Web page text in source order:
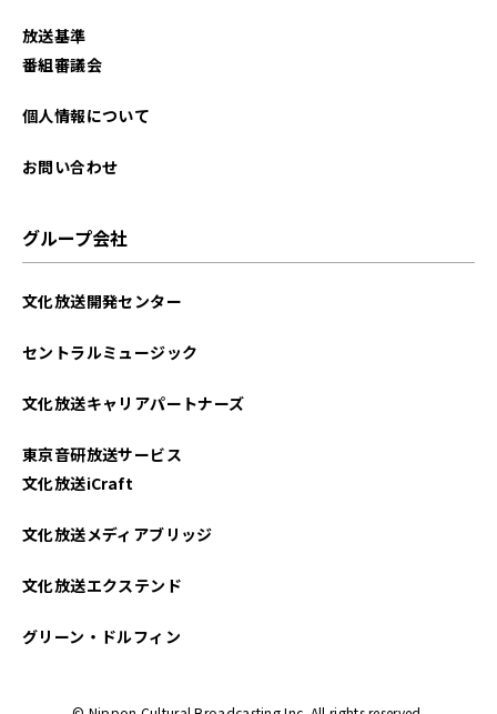
放送基準
番組審議会
個人情報について
お問い合わせ
グループ会社
文化放送開発センター
セントラルミュージック
文化放送キャリアパートナーズ
東京音研放送サービス
文化放送iCraft
文化放送メディアブリッジ
文化放送エクステンド
グリーン・ドルフィン